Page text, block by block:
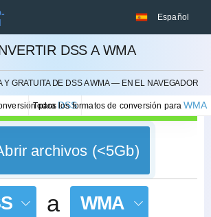
Español
DSS A WMA
GRATUITA DE DSS A WMA — EN EL NAVEGADOR
para DSS
Todos los formatos de conversión paraWMA
CANCELAR
archivos (<5Gb)
a WMA